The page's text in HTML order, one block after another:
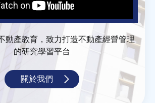
動產教育，致力打造不動產經營管理
的研究學習平台
關於我們